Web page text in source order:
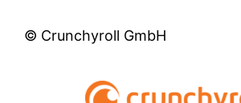
© Crunchyroll GmbH